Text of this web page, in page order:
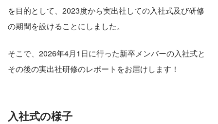
を目的として、2023度から実出社しての入社式及び研修
の期間を設けることにしました。
そこで、2026年4月1日に行った新卒メンバーの入社式と
その後の実出社研修のレポートをお届けします！
入社式の様子